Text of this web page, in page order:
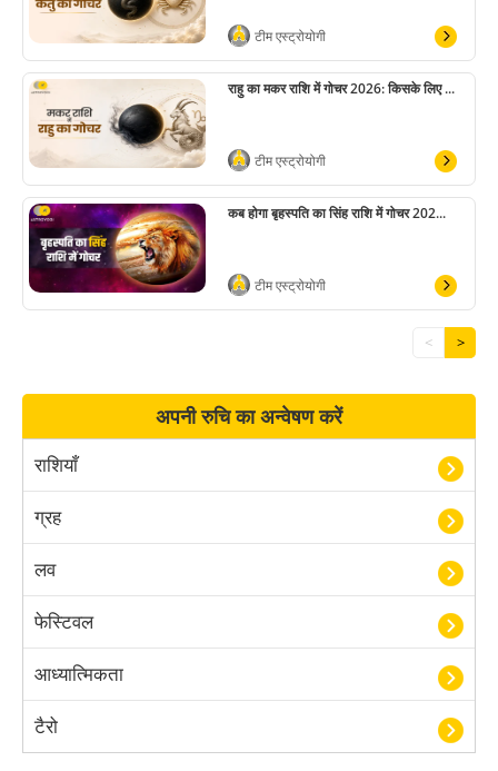
टीम एस्ट्रोयोगी
राहु का मकर राशि में गोचर 2026: किसके लिए ...
टीम एस्ट्रोयोगी
कब होगा बृहस्पति का सिंह राशि में गोचर 202...
टीम एस्ट्रोयोगी
< >
अपनी रुचि का अन्वेषण करें
राशियाँ
ग्रह
लव
फेस्टिवल
आध्यात्मिकता
टैरो